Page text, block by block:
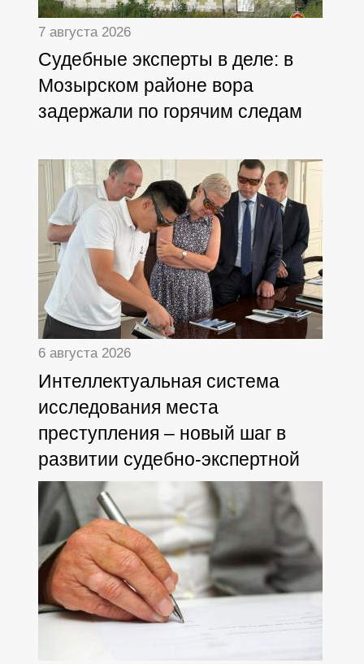
7 августа 2026
Судебные эксперты в деле: в
Мозырском районе вора
задержали по горячим следам
6 августа 2026
Интеллектуальная система
исследования места
преступления – новый шаг в
развитии судебно-экспертной
деятельности